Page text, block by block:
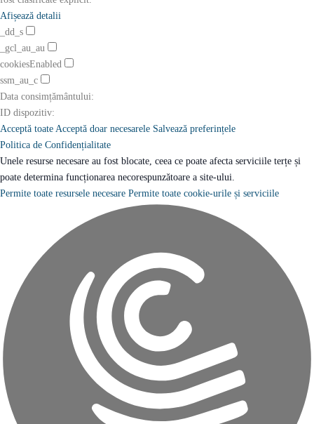
Afișează detalii
_dd_s
_gcl_au_au
cookiesEnabled
ssm_au_c
Data consimțământului:
ID dispozitiv:
Acceptă toate Acceptă doar necesarele Salvează preferințele
Politica de Confidențialitate
Unele resurse necesare au fost blocate, ceea ce poate afecta serviciile terțe și
poate determina funcționarea necorespunzătoare a site-ului.
Permite toate resursele necesare Permite toate cookie-urile și serviciile